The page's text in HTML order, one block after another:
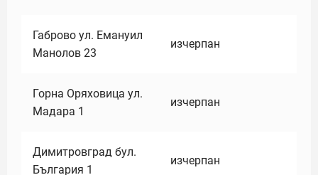
Габрово ул. Емануил
Манолов 23
изчерпан
Горна Оряховица ул.
Мадара 1
изчерпан
Димитровград бул.
България 1
изчерпан